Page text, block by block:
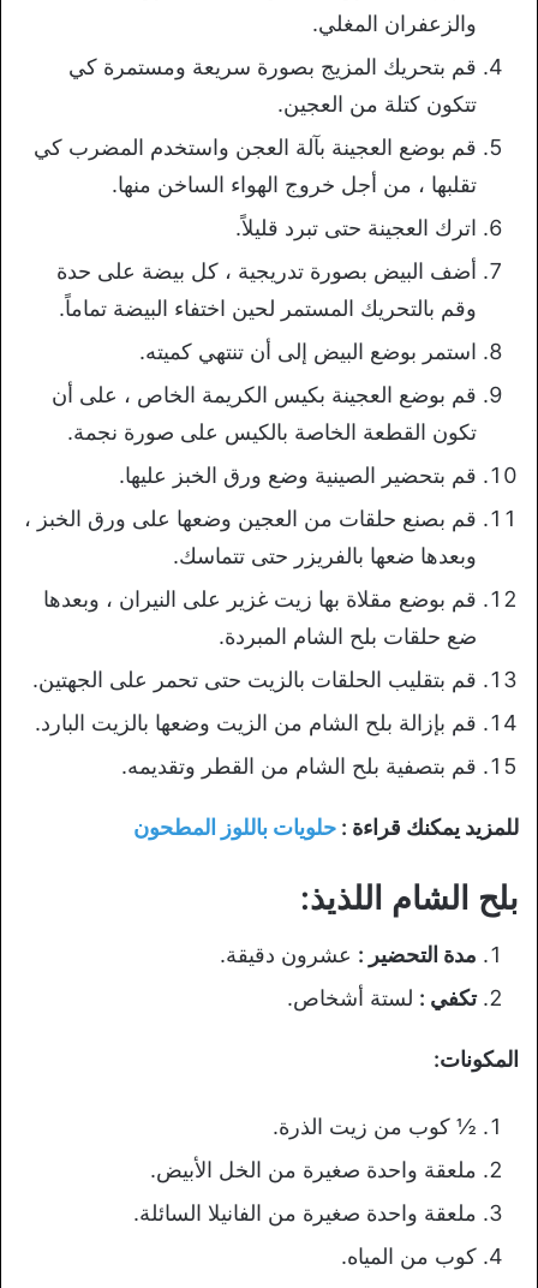
والزعفران المغلي.
قم بتحريك المزيج بصورة سريعة ومستمرة كي
تتكون كتلة من العجين.
قم بوضع العجينة بآلة العجن واستخدم المضرب كي
تقلبها ، من أجل خروج الهواء الساخن منها.
اترك العجينة حتى تبرد قليلاً.
أضف البيض بصورة تدريجية ، كل بيضة على حدة
وقم بالتحريك المستمر لحين اختفاء البيضة تماماً.
استمر بوضع البيض إلى أن تنتهي كميته.
قم بوضع العجينة بكيس الكريمة الخاص ، على أن
تكون القطعة الخاصة بالكيس على صورة نجمة.
قم بتحضير الصينية وضع ورق الخبز عليها.
قم بصنع حلقات من العجين وضعها على ورق الخبز ،
وبعدها ضعها بالفريزر حتى تتماسك.
قم بوضع مقلاة بها زيت غزير على النيران ، وبعدها
ضع حلقات بلح الشام المبردة.
قم بتقليب الحلقات بالزيت حتى تحمر على الجهتين.
قم بإزالة بلح الشام من الزيت وضعها بالزيت البارد.
قم بتصفية بلح الشام من القطر وتقديمه.
للمزيد يمكنك قراءة : حلويات باللوز المطحون
بلح الشام اللذيذ:
مدة التحضير : عشرون دقيقة.
تكفي : لستة أشخاص.
المكونات:
½ كوب من زيت الذرة.
ملعقة واحدة صغيرة من الخل الأبيض.
ملعقة واحدة صغيرة من الفانيلا السائلة.
كوب من المياه.